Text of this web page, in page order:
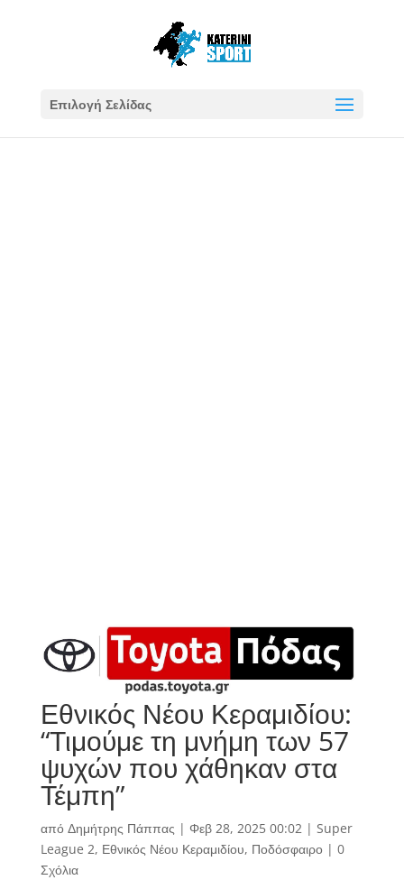
Επιλογή Σελίδας
Εθνικός Νέου Κεραμιδίου:
“Τιμούμε τη μνήμη των 57
ψυχών που χάθηκαν στα
Τέμπη”
από Δημήτρης Πάππας | Φεβ 28, 2025 00:02| Super
League 2, Εθνικός Νέου Κεραμιδίου, Ποδόσφαιρο| 0
Σχόλια